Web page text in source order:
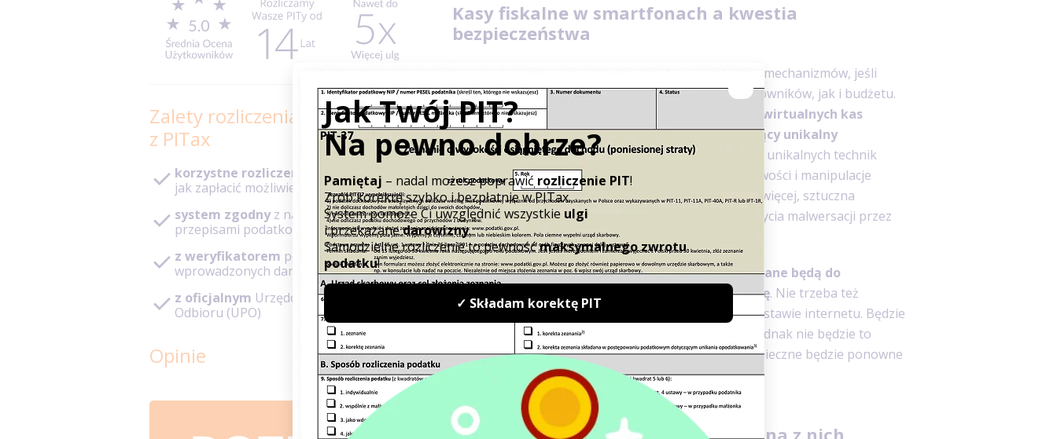
Kasy fiskalne w smartfonach a kwestia
bezpieczeństwa
Rozporządzenie techniczne uwzględnia bardzo dużo mechanizmów, jeśli
chodzi o kwestię związaną z bezpieczeństwem użytkowników, jak i budżetu.
Podczas procesu rejestracji sprzedaży
przy pomocy wirtualnych kas
fiskalnych będzie generowany paragon zawierający unikalny
identyfikator. Będzie on wyliczany z zastosowaniem unikalnych technik
kryptograficznych. Dlatego jakiekolwiek nieprawidłowości i manipulacje
skończą się przerwaniem łańcucha dokumentów. Co więcej, sztuczna
inteligencja przyczyni się do natychmiastowego wykrycia malwersacji przez
urząd skarbowy.
Ponadtokasy fiskalne w smartfonach przystosowane będą do
przekazywania dokumentów fiskalnych co minutę. Nie trzeba też
obawiać się problemów, gdy dojdzie do przerwy w dostawie internetu. Będzie
możliwość prowadzenia sprzedaży w trybie offline. Jednak nie będzie to
trwało dłużej niż 15 minut. Po upływie tego czasu konieczne będzie ponowne
zalogowanie się do systemu.
Wirtualne kasy fiskalne - kiedy można z nich
Zalety rozliczenia PIT
z PITax
korzystne rozliczenie
– podpowiadamy
jak zapłacić możliwie niski podatek
system zgodnyz najnowszymi
przepisami podatkowymi
z weryfikatorem poprawności
wprowadzonych danych
z oficjalnym Urzędowym Poświadczeniem
Odbioru (UPO)
Opinie